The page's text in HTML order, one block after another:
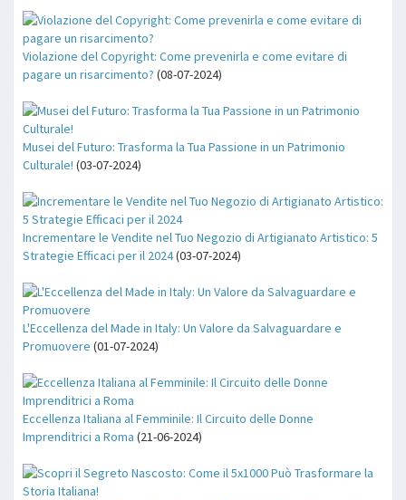
Violazione del Copyright: Come prevenirla e come evitare di
pagare un risarcimento? (08-07-2024)
Musei del Futuro: Trasforma la Tua Passione in un Patrimonio
Culturale! (03-07-2024)
Incrementare le Vendite nel Tuo Negozio di Artigianato Artistico: 5
Strategie Efficaci per il 2024(03-07-2024)
L'Eccellenza del Made in Italy: Un Valore da Salvaguardare e
Promuovere (01-07-2024)
Eccellenza Italiana al Femminile: Il Circuito delle Donne
Imprenditrici a Roma (21-06-2024)